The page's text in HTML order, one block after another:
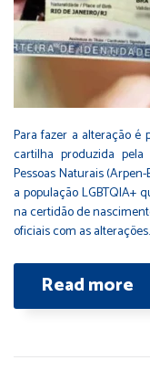
Para fazer a alteração é
cartilha produzida
Pessoas Naturais
a população LGBTQIA+
na certidão de
oficiais com as
Read more